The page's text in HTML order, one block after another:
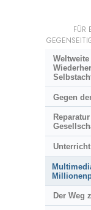
FÜR
Gegen
Der Weg